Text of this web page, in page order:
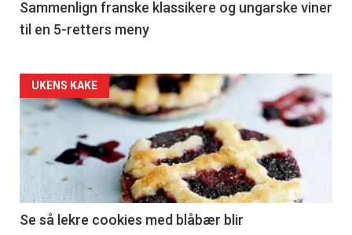
5
Sammenlign franske klassikere og ungarske viner
til en 5-retters meny
Forsiden
akkurat
nå
6
UKENS KAKE
Se så lekre cookies med blåbær blir